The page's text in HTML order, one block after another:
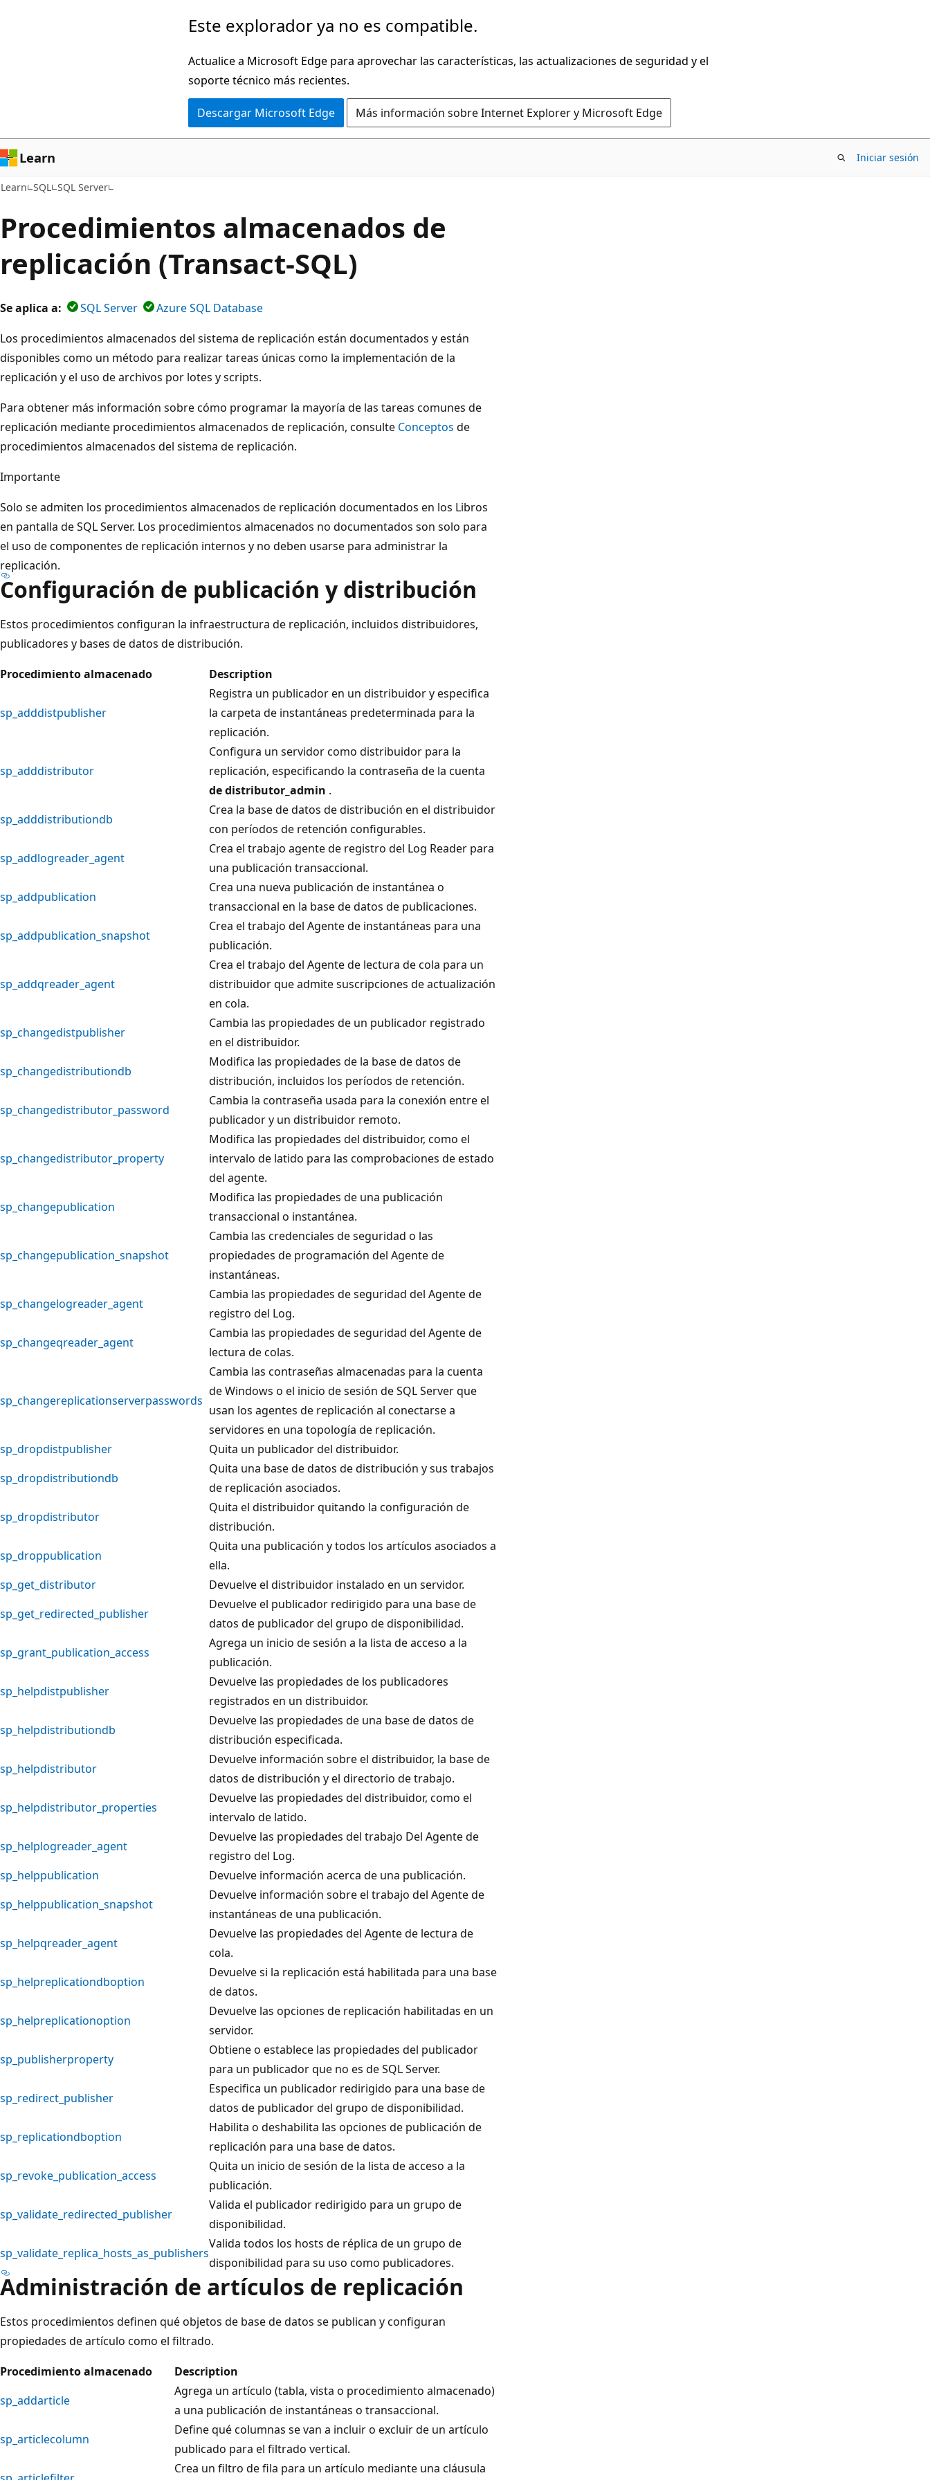
Este explorador ya no es compatible.
Actualice a Microsoft Edge para aprovechar las características, las actualizaciones de seguridad y el
soporte técnico más recientes.
Descargar Microsoft Edge Más información sobre Internet Explorer y Microsoft Edge
Learn Iniciar sesión
Learn SQL SQL Server
Procedimientos almacenados de
replicación (Transact-SQL)
Se aplica a: SQL Server
Azure SQL Database
Los procedimientos almacenados del sistema de replicación están documentados y están
disponibles como un método para realizar tareas únicas como la implementación de la
replicación y el uso de archivos por lotes y scripts.
Para obtener más información sobre cómo programar la mayoría de las tareas comunes de
replicación mediante procedimientos almacenados de replicación, consulte Conceptos de
procedimientos almacenados del sistema de replicación.
Importante
Solo se admiten los procedimientos almacenados de replicación documentados en los Libros
en pantalla de SQL Server. Los procedimientos almacenados no documentados son solo para
el uso de componentes de replicación internos y no deben usarse para administrar la
replicación.
Configuración de publicación y distribución
Estos procedimientos configuran la infraestructura de replicación, incluidos distribuidores,
publicadores y bases de datos de distribución.
Procedimiento almacenado
Description
sp_adddistpublisher
Registra un publicador en un distribuidor y especifica
la carpeta de instantáneas predeterminada para la
replicación.
sp_adddistributor
Configura un servidor como distribuidor para la
replicación, especificando la contraseña de la cuenta
de distributor_admin .
sp_adddistributiondb
Crea la base de datos de distribución en el distribuidor
con períodos de retención configurables.
sp_addlogreader_agent
Crea el trabajo agente de registro del Log Reader para
una publicación transaccional.
sp_addpublication
Crea una nueva publicación de instantánea o
transaccional en la base de datos de publicaciones.
sp_addpublication_snapshot
Crea el trabajo del Agente de instantáneas para una
publicación.
sp_addqreader_agent
Crea el trabajo del Agente de lectura de cola para un
distribuidor que admite suscripciones de actualización
en cola.
sp_changedistpublisher
Cambia las propiedades de un publicador registrado
en el distribuidor.
sp_changedistributiondb
Modifica las propiedades de la base de datos de
distribución, incluidos los períodos de retención.
sp_changedistributor_password
Cambia la contraseña usada para la conexión entre el
publicador y un distribuidor remoto.
sp_changedistributor_property
Modifica las propiedades del distribuidor, como el
intervalo de latido para las comprobaciones de estado
del agente.
sp_changepublication
Modifica las propiedades de una publicación
transaccional o instantánea.
sp_changepublication_snapshot
Cambia las credenciales de seguridad o las
propiedades de programación del Agente de
instantáneas.
sp_changelogreader_agent
Cambia las propiedades de seguridad del Agente de
registro del Log.
sp_changeqreader_agent
Cambia las propiedades de seguridad del Agente de
lectura de colas.
sp_changereplicationserverpasswords
Cambia las contraseñas almacenadas para la cuenta
de Windows o el inicio de sesión de SQL Server que
usan los agentes de replicación al conectarse a
servidores en una topología de replicación.
sp_dropdistpublisher
Quita un publicador del distribuidor.
sp_dropdistributiondb
Quita una base de datos de distribución y sus trabajos
de replicación asociados.
sp_dropdistributor
Quita el distribuidor quitando la configuración de
distribución.
sp_droppublication
Quita una publicación y todos los artículos asociados a
ella.
sp_get_distributor
Devuelve el distribuidor instalado en un servidor.
sp_get_redirected_publisher
Devuelve el publicador redirigido para una base de
datos de publicador del grupo de disponibilidad.
sp_grant_publication_access
Agrega un inicio de sesión a la lista de acceso a la
publicación.
sp_helpdistpublisher
Devuelve las propiedades de los publicadores
registrados en un distribuidor.
sp_helpdistributiondb
Devuelve las propiedades de una base de datos de
distribución especificada.
sp_helpdistributor
Devuelve información sobre el distribuidor, la base de
datos de distribución y el directorio de trabajo.
sp_helpdistributor_properties
Devuelve las propiedades del distribuidor, como el
intervalo de latido.
sp_helplogreader_agent
Devuelve las propiedades del trabajo Del Agente de
registro del Log.
sp_helppublication
Devuelve información acerca de una publicación.
sp_helppublication_snapshot
Devuelve información sobre el trabajo del Agente de
instantáneas de una publicación.
sp_helpqreader_agent
Devuelve las propiedades del Agente de lectura de
cola.
sp_helpreplicationdboption
Devuelve si la replicación está habilitada para una base
de datos.
sp_helpreplicationoption
Devuelve las opciones de replicación habilitadas en un
servidor.
sp_publisherproperty
Obtiene o establece las propiedades del publicador
para un publicador que no es de SQL Server.
sp_redirect_publisher
Especifica un publicador redirigido para una base de
datos de publicador del grupo de disponibilidad.
sp_replicationdboption
Habilita o deshabilita las opciones de publicación de
replicación para una base de datos.
sp_revoke_publication_access
Quita un inicio de sesión de la lista de acceso a la
publicación.
sp_validate_redirected_publisher
Valida el publicador redirigido para un grupo de
disponibilidad.
sp_validate_replica_hosts_as_publishers
Valida todos los hosts de réplica de un grupo de
disponibilidad para su uso como publicadores.
Administración de artículos de replicación
Estos procedimientos definen qué objetos de base de datos se publican y configuran
propiedades de artículo como el filtrado.
Procedimiento almacenado
Description
sp_addarticle
Agrega un artículo (tabla, vista o procedimiento almacenado)
a una publicación de instantáneas o transaccional.
sp_articlecolumn
Define qué columnas se van a incluir o excluir de un artículo
publicado para el filtrado vertical.
Crea un filtro de fila para un artículo mediante una cláusula